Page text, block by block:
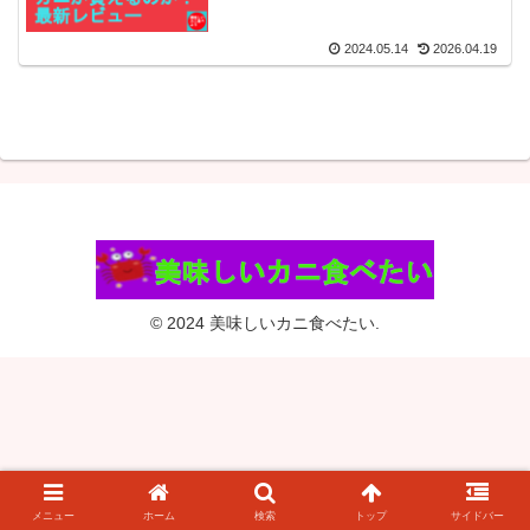
2024.05.14 2026.04.19
© 2024 美味しいカニ食べたい.
メニュー ホーム 検索 トップ サイドバー